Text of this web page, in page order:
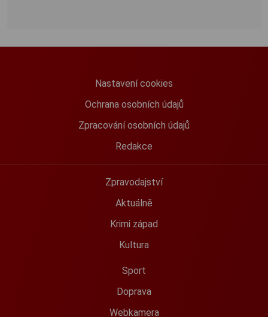
Nastavení cookies
Ochrana osobních údajů
Zpracování osobních údajů
Redakce
Zpravodajství
Aktuálně
Krimi západ
Kultura
Sport
Doprava
Webkamera